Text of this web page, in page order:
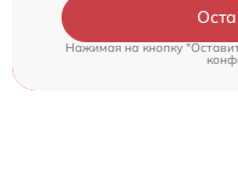
Нажимая на кнопку